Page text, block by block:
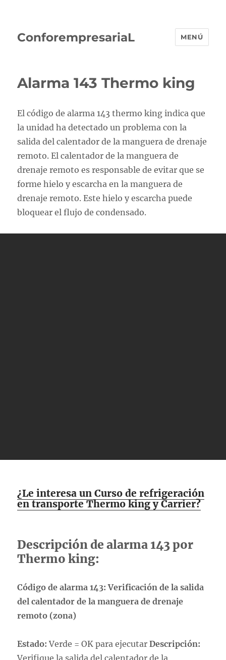
ConforempresariaL MENÚ
Alarma 143 Thermo king
El código de alarma 143 thermo king indica que
la unidad ha detectado un problema con la
salida del calentador de la manguera de drenaje
remoto. El calentador de la manguera de
drenaje remoto es responsable de evitar que se
forme hielo y escarcha en la manguera de
drenaje remoto. Este hielo y escarcha puede
bloquear el flujo de condensado.
¿Le interesa un Curso de refrigeración
en transporte Thermo king y Carrier?
Descripción de alarma 143 por
Thermo king:
Código de alarma 143: Verificación de la salida
del calentador de la manguera de drenaje
remoto (zona)
Estado: Verde = OK para ejecutarDescripción:
Verifique la salida del calentador de la